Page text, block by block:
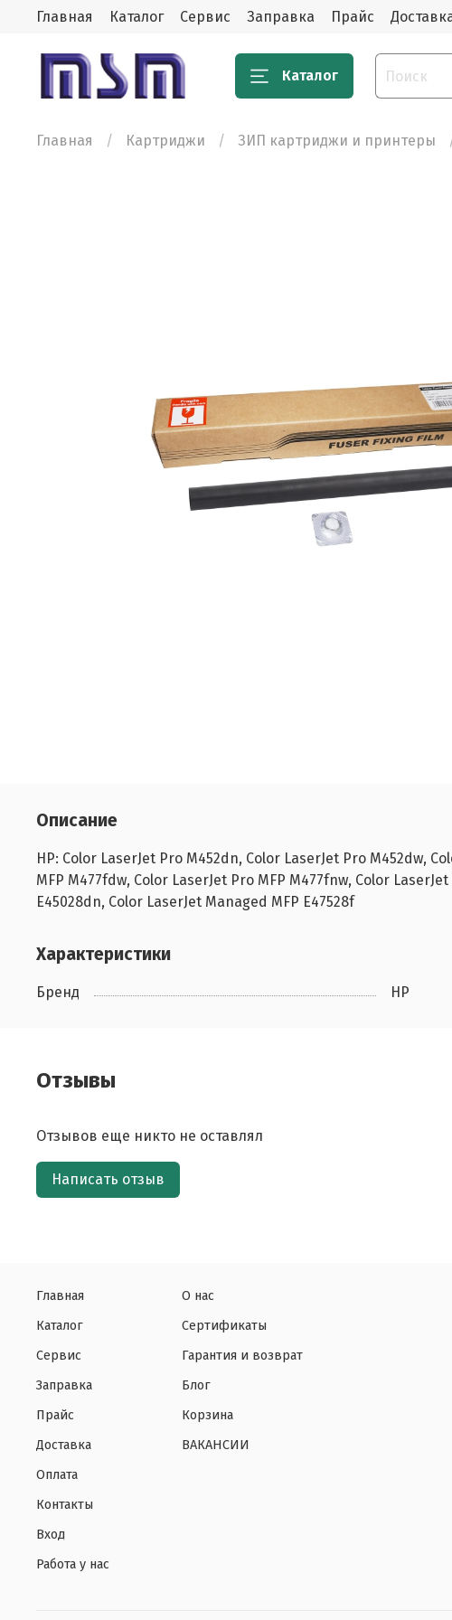
Главная Каталог Сервис Заправка Прайс
Каталог
Главная Картриджи ЗИП картриджи и принтеры
Описание
HP: Color LaserJet Pro M452dn, Color LaserJet Pro M452dw,
MFP M477fdw, Color LaserJet Pro MFP M477fnw, Color
E45028dn, Color LaserJet Managed MFP E47528f
Характеристики
Бренд HP
Отзывы
Отзывов еще никто не оставлял
Написать отзыв
Главная
Каталог
Сервис
Заправка
Прайс
Доставка
Оплата
Контакты
Вход
Работа у нас
О нас
Сертификаты
Гарантия и возврат
Блог
Корзина
ВАКАНСИИ